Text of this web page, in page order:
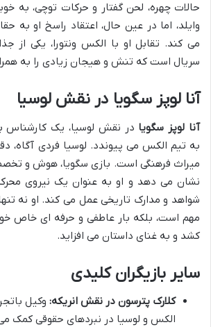
حالات چهره، لحن گفتار و حرکات توچی، به
وایلد، اما در عین حال، اعتقاد راسخ او به
می کند. تقابل او با الکس ونتورا، یکی
سریال است که تنش و هیجان زیادی را به
آنا لوپز سگویا در نقش لوسیا
آنا لوپز سگویا در نقش لوسیا، یک کارشناس
به تیم الکس می پیوندد. لوسیا فردی آگاه،
میراث فرهنگی است. بازی سگویا، هوش و
نشان می دهد و او به عنوان یک نیروی
شواهد و مدارک تاریخی عمل می کند. او نه
مهم است، بلکه بار عاطفی و حرفه ای خاص
کشد و به غنای داستان می افزاید.
سایر بازیگران کلیدی
کلارک پترسون در نقش انریکه: وکیل
الکس و لوسیا در نبردهای حقوقی کمک